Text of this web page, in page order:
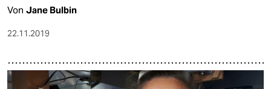
Von Jane Bulbin
22.11.2019